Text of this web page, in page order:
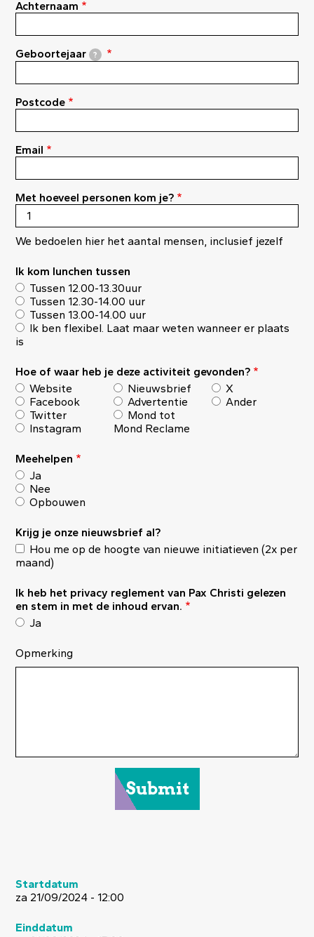
Achternaam
Geboortejaar ?
Postcode
Email
Met hoeveel personen kom je?
We bedoelen hier het aantal mensen, inclusief jezelf
Ik kom lunchen tussen
Tussen 12.00-13.30uur
Tussen 12.30-14.00 uur
Tussen 13.00-14.00 uur
Ik ben flexibel. Laat maar weten wanneer er plaats
is
Hoe of waar heb je deze activiteit gevonden?
Website
Facebook
Twitter
Instagram
Nieuwsbrief
Advertentie
Mond tot
Mond Reclame
X
Ander
Meehelpen
Ja
Nee
Opbouwen
Krijg je onze nieuwsbrief al?
Hou me op de hoogte van nieuwe initiatieven (2x per
maand)
Ik heb het privacy reglement van Pax Christi gelezen
en stem in met de inhoud ervan.
Ja
Opmerking
Startdatum
za 21/09/2024 - 12:00
Einddatum